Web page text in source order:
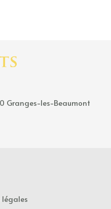
Granges-les-Beaumont